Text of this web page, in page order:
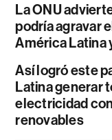
La ONU
podría agravar
América Latina
Así logró este
Latina generar
electricidad
renovables